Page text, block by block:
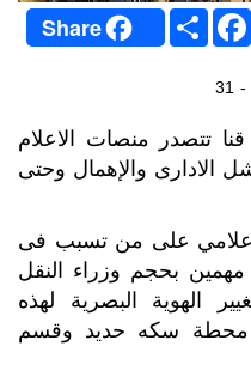
Share S
h
a
F
a
c
b
o
k
31
تتصدر منصات الاعلام
الادارى والإهمال وحتى
على من تسبب فى
بحجم وزراء النقل
الهوية البصرية لهذه
محطة سكه حديد وقسم